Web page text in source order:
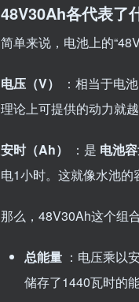
48V30Ah各代表了
简单来说，电池上的
电压（V）
：相当于电
理论上可提供的动力就
安时（Ah） ：是 电池
电1小时。这就像水池的
那么，48V30Ah这个组
总能量 ：电压乘以
储存了1440瓦时的能